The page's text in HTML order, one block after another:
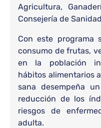
Agricultura,
Consejería de
Con este programa
consumo de frutas,
en la población
hábitos alimentarios
sana desempeña
reducción de los
riesgos de
adulta.